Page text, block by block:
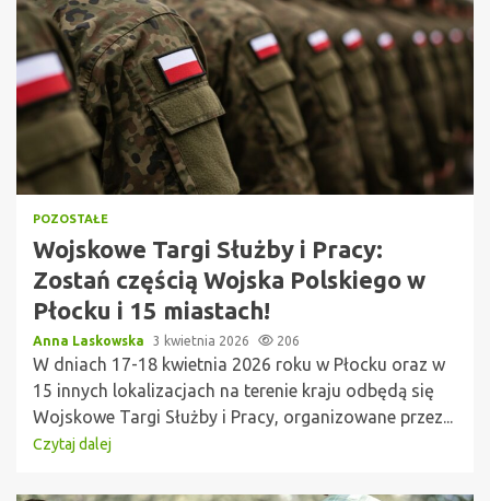
POZOSTAŁE
Wojskowe Targi Służby i Pracy:
Zostań częścią Wojska Polskiego w
Płocku i 15 miastach!
Anna Laskowska 3 kwietnia 2026 206
W dniach 17-18 kwietnia 2026 roku w Płocku oraz w
15 innych lokalizacjach na terenie kraju odbędą się
Wojskowe Targi Służby i Pracy, organizowane przez...
Czytaj dalej